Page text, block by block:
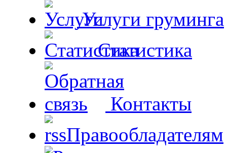
Услуги груминга
Статистика
Контакты
Правообладателям